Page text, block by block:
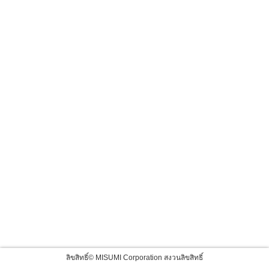
ลิขสิทธิ์© MISUMI Corporation สงวนลิขสิทธิ์